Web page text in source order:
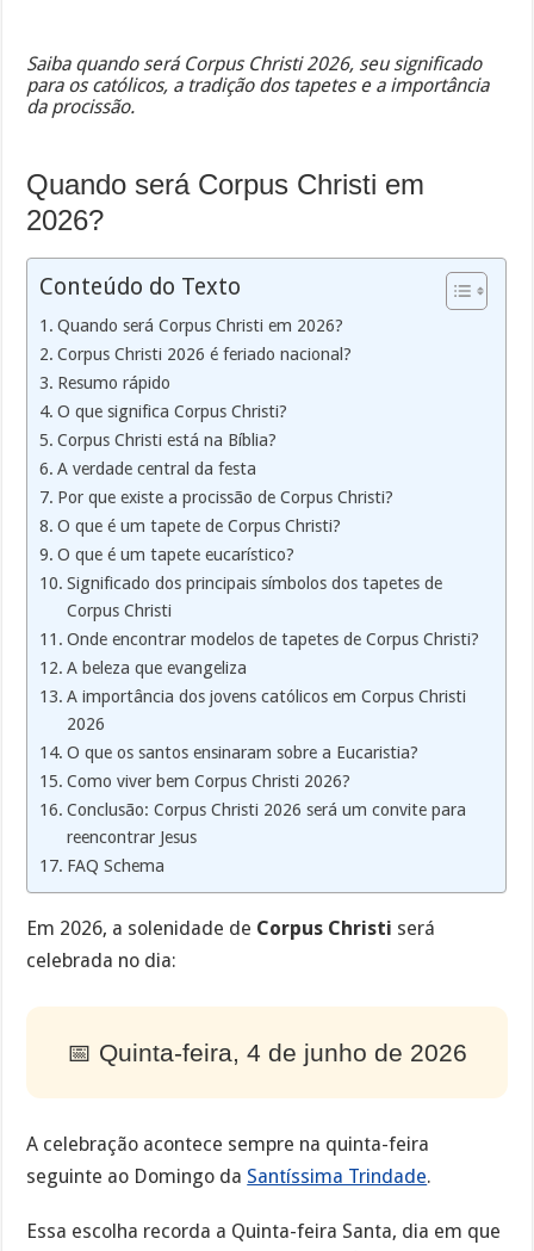
Saiba quando será Corpus Christi 2026, seu significado
para os católicos, a tradição dos tapetes e a importância
da procissão.
Quando será Corpus Christi em
2026?
Conteúdo do Texto
Quando será Corpus Christi em 2026?
Corpus Christi 2026 é feriado nacional?
Resumo rápido
O que significa Corpus Christi?
Corpus Christi está na Bíblia?
A verdade central da festa
Por que existe a procissão de Corpus Christi?
O que é um tapete de Corpus Christi?
O que é um tapete eucarístico?
Significado dos principais símbolos dos tapetes de
Corpus Christi
Onde encontrar modelos de tapetes de Corpus Christi?
A beleza que evangeliza
A importância dos jovens católicos em Corpus Christi
2026
O que os santos ensinaram sobre a Eucaristia?
Como viver bem Corpus Christi 2026?
Conclusão: Corpus Christi 2026 será um convite para
reencontrar Jesus
FAQ Schema
Em 2026, a solenidade de Corpus Christi será
celebrada no dia:
📅 Quinta-feira, 4 de junho de 2026
A celebração acontece sempre na quinta-feira
seguinte ao Domingo da Santíssima Trindade.
Essa escolha recorda a Quinta-feira Santa, dia em que